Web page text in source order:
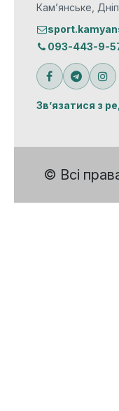
Кам’янське,
093-443-9-
Зв’язатися з
© Всі